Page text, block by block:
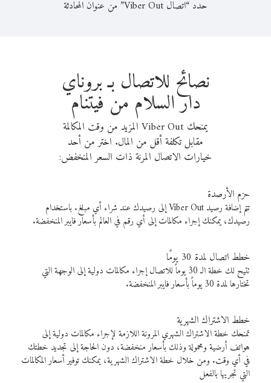
حدد “اتصال Viber Out” من عنوان المحادثة
نصائح للاتصال بـ بروناي
دار السلام من فيتنام
يمنحك Viber Out المزيد من وقت المكالمة
مقابل تكلفة أقل من المال. اختر من أحد
خيارات الاتصال المرنة ذات السعر المنخفض:
حزم الأرصدة
تتم إضافة رصيد Viber Out إلى رصيدك عند شراء أي مبلغ. باستخدام
رصيدك، يمكنك إجراء مكالمات إلى أي رقم في العالم بأسعار فايبر المنخفضة.
خطط اتصال لمدة 30 يومًا
تتيح لك خطة الـ 30 يوماً للاتصال إجراء مكالمات دولية إلى الوجهة التي
تختارها لمدة 30 يوماً بأسعار فايبر المنخفضة.
خطط الاشتراك الشهرية
تمنحك خطة الاشتراك الشهري المرونة اللازمة لإجراء مكالمات دولية إلى
هواتف أرضية ومحمولة وذلك بأسعار منخفضة، دون الحاجة إلى تجديد خطتك
في أي وقت. ومن خلال خطة الاشتراك الشهرية، يمكنك توفير أسعار المكالمات
التي تجريها بالفعل